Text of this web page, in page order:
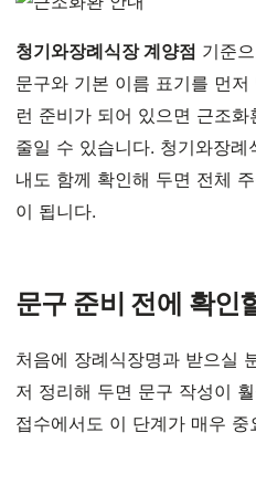
청기와장례식장 계양점 기준
문구와 기본 이름 표기를 먼
런 준비가 되어 있으면 근조
줄일 수 있습니다. 청기와장
내도 함께 확인해 두면 전체
이 됩니다.
문구 준비 전에 확인
처음에 장례식장명과 받으실
저 정리해 두면 문구 작성이
접수에서도 이 단계가 매우 중